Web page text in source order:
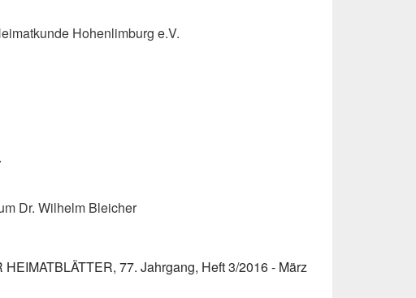
Hohenlimburg e.V.
Dr. Wilhelm Bleicher
77. Jahrgang, Heft 3/2016 - März